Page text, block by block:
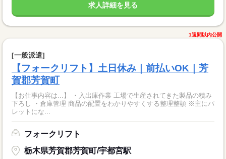
求人詳細を見る
1週間以内公開
[一般派遣]
【フォークリフト】土日休み｜前払いOK｜芳
賀郡芳賀町
【お仕事内容は...】 ・入出庫作業 工場で生産されてきた製品の積み
下ろし ・倉庫管理 商品の配置をわかりやすくする整理整頓 ※主にパ
レットにな...
フォークリフト
栃木県芳賀郡芳賀町/宇都宮駅